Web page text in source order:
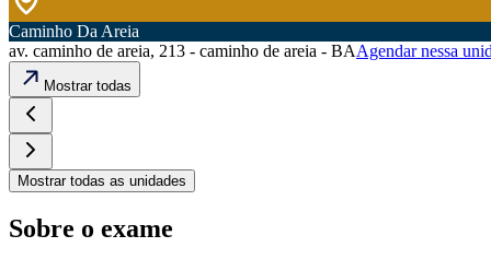
Caminho Da Areia
av. caminho de areia, 213 - caminho de areia - BAAgendar nessa
Mostrar todas
Mostrar todas as unidades
Sobre o exame